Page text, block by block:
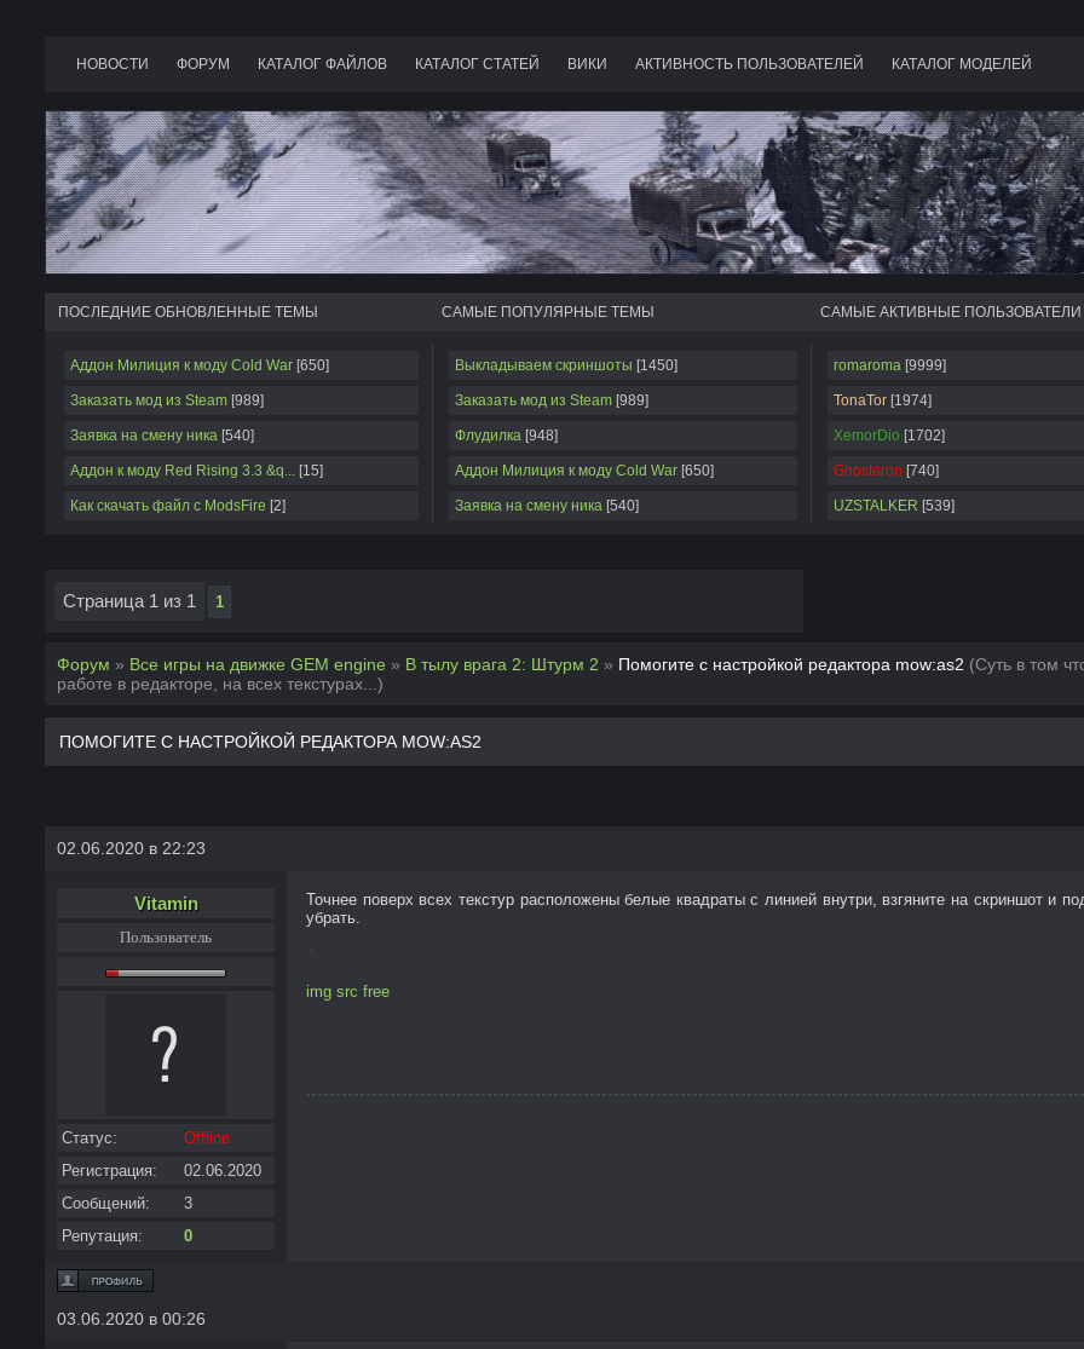
НОВОСТИ ФОРУМ КАТАЛОГ ФАЙЛОВ КАТАЛОГ СТАТЕЙ ВИКИ АКТИВНОСТЬ ПОЛЬЗОВАТЕЛЕЙ КАТАЛОГ МОДЕЛЕЙ
ПОСЛЕДНИЕ ОБНОВЛЕННЫЕ ТЕМЫ САМЫЕ ПОПУЛЯРНЫЕ ТЕМЫ САМЫЕ АКТИВНЫЕ ПОЛЬЗОВАТЕЛИ
Аддон Милиция к моду Cold War [650]
Заказать мод из Steam [989]
Заявка на смену ника [540]
Аддон к моду Red Rising 3.3 &q... [15]
Как скачать файл с ModsFire [2]
Выкладываем скриншоты [1450]
Заказать мод из Steam [989]
Флудилка [948]
Аддон Милиция к моду Cold War [650]
Заявка на смену ника [540]
romaroma [9999]
TonaTor [1974]
XemorDio [1702]
Ghosteron [740]
UZSTALKER [539]
Страница 1 из 1 1
Форум » Все игры на движке GEM engine » В тылу врага 2: Штурм 2 » Помогите с настройкой редактора mow:as2 (Суть в том
работе в редакторе, на всех текстурах...)
ПОМОГИТЕ С НАСТРОЙКОЙ РЕДАКТОРА MOW:AS2
02.06.2020 в 22:23
Vitamin
Пользователь
Статус:
Offline
Регистрация:
02.06.2020
Сообщений:
3
Репутация:
0
Точнее поверх всех текстур расположены белые квадраты с линией внутри, взгяните на скриншот и
убрать.
img src free
03.06.2020 в 00:26